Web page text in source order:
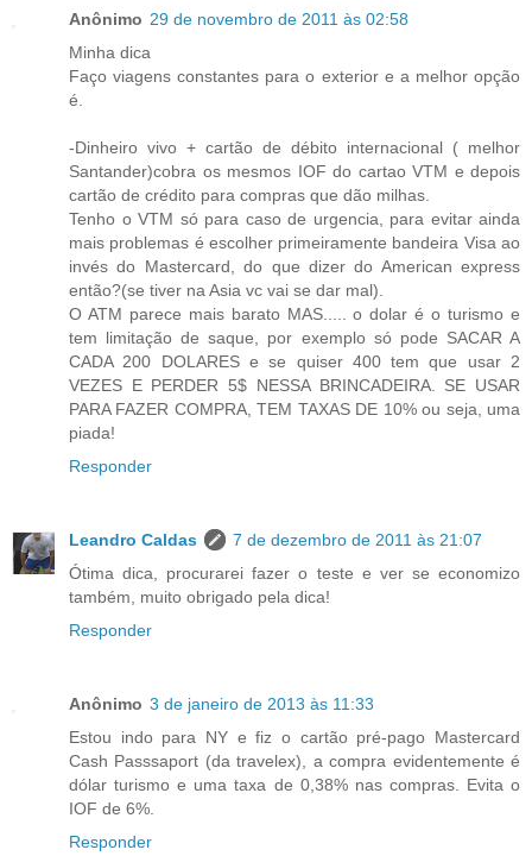
Anônimo 29 de novembro de 2011 às 02:58
Minha dica
Faço viagens constantes para o exterior e a melhor opção
é.
-Dinheiro vivo + cartão de débito internacional ( melhor
Santander)cobra os mesmos IOF do cartao VTM e depois
cartão de crédito para compras que dão milhas.
Tenho o VTM só para caso de urgencia, para evitar ainda
mais problemas é escolher primeiramente bandeira Visa ao
invés do Mastercard, do que dizer do American express
então?(se tiver na Asia vc vai se dar mal).
O ATM parece mais barato MAS..... o dolar é o turismo e
tem limitação de saque, por exemplo só pode SACAR A
CADA 200 DOLARES e se quiser 400 tem que usar 2
VEZES E PERDER 5$ NESSA BRINCADEIRA. SE USAR
PARA FAZER COMPRA, TEM TAXAS DE 10% ou seja, uma
piada!
Responder
Leandro Caldas
7 de dezembro de 2011 às 21:07
Ótima dica, procurarei fazer o teste e ver se economizo
também, muito obrigado pela dica!
Responder
Anônimo 3 de janeiro de 2013 às 11:33
Estou indo para NY e fiz o cartão pré-pago Mastercard
Cash Passsaport (da travelex), a compra evidentemente é
dólar turismo e uma taxa de 0,38% nas compras. Evita o
IOF de 6%.
Responder